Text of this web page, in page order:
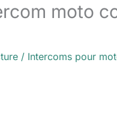
moto
/ Intercoms pour